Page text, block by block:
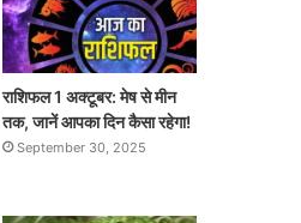
राशिफल 1 अक्टूबर: मेष से मीन
तक, जानें आपका दिन कैसा रहेगा!
September 30, 2025